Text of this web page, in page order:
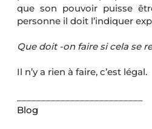
que son pouvoir puisse
personne il doit l’indiquer
Que doit -on faire si cela se
Il n’y a rien à faire, c’est légal.
Blog